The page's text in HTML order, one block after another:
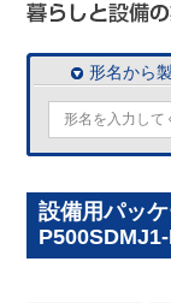
形名から
設備用パッ